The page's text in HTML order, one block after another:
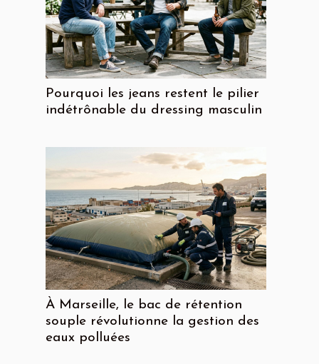
Pourquoi les jeans restent le pilier
indétrônable du dressing masculin
À Marseille, le bac de rétention
souple révolutionne la gestion des
eaux polluées